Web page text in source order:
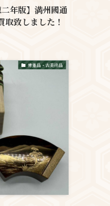
二年版】満州國通
取致しました！
骨董品・古美術品